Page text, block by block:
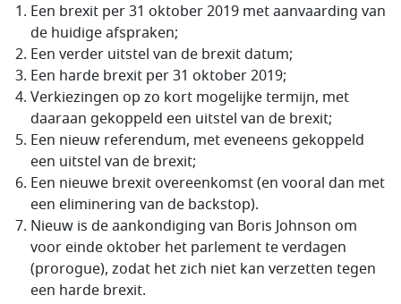
Een brexit per 31 oktober 2019 met aanvaarding van
de huidige afspraken;
Een verder uitstel van de brexit datum;
Een harde brexit per 31 oktober 2019;
Verkiezingen op zo kort mogelijke termijn, met
daaraan gekoppeld een uitstel van de brexit;
Een nieuw referendum, met eveneens gekoppeld
een uitstel van de brexit;
Een nieuwe brexit overeenkomst (en vooral dan met
een eliminering van de backstop).
Nieuw is de aankondiging van Boris Johnson om
voor einde oktober het parlement te verdagen
(prorogue), zodat het zich niet kan verzetten tegen
een harde brexit.